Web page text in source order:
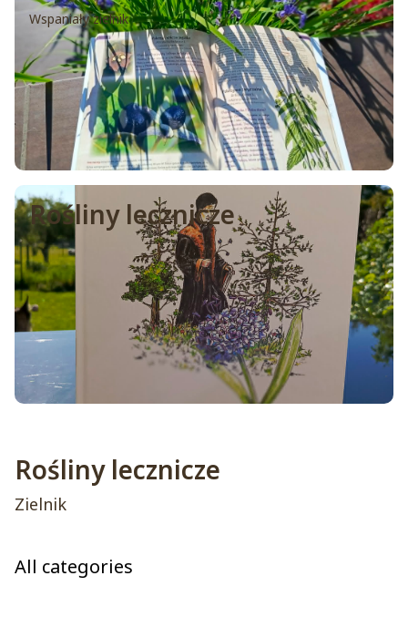
Wspaniały zielnik
Rośliny lecznicze
Rośliny lecznicze
Zielnik
All categories